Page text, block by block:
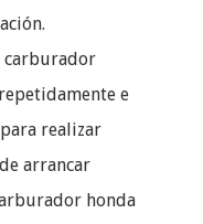
carburador
e
realizar
arrancar
honda